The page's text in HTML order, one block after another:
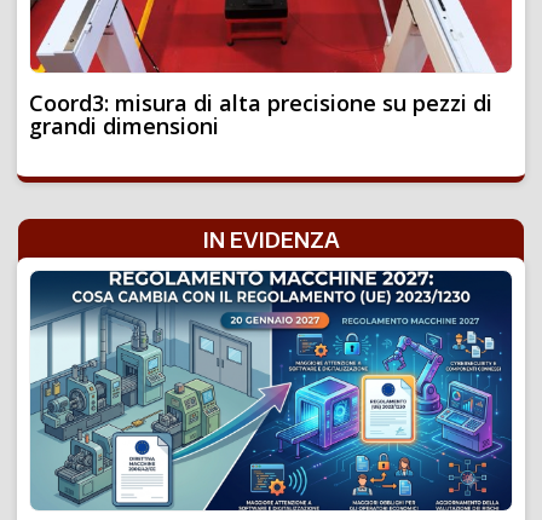
Coord3: misura di alta precisione su pezzi di
grandi dimensioni
IN EVIDENZA